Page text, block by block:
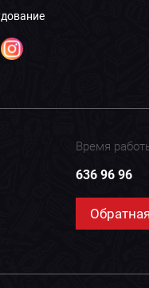
Время
636 96 96